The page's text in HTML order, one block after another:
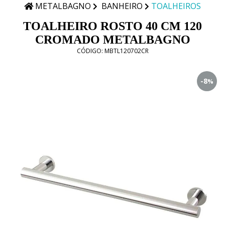
METALBAGNO BANHEIRO TOALHEIROS
TOALHEIRO ROSTO 40 CM 120
CROMADO METALBAGNO
CÓDIGO: MBTL120702CR
-8%